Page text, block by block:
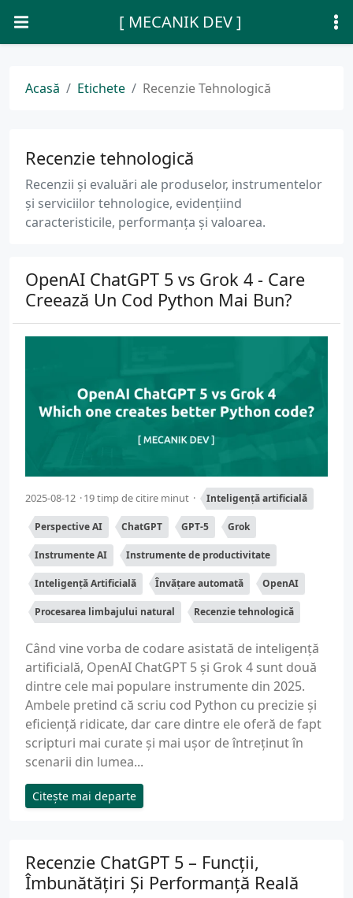
[ MECANIK DEV ]
Acasă Etichete Recenzie Tehnologică
Recenzie tehnologică
Recenzii și evaluări ale produselor, instrumentelor
și serviciilor tehnologice, evidențiind
caracteristicile, performanța și valoarea.
OpenAI ChatGPT 5 vs Grok 4 - Care
Creează Un Cod Python Mai Bun?
2025-08-12 19 timp de citire minut Inteligență artificială
Perspective AI ChatGPT GPT-5 Grok
Instrumente AI Instrumente de productivitate
Inteligență Artificială Învățare automată OpenAI
Procesarea limbajului natural Recenzie tehnologică
Când vine vorba de codare asistată de inteligență
artificială, OpenAI ChatGPT 5 și Grok 4 sunt două
dintre cele mai populare instrumente din 2025.
Ambele pretind că scriu cod Python cu precizie și
eficiență ridicate, dar care dintre ele oferă de fapt
scripturi mai curate și mai ușor de întreținut în
scenarii din lumea...
Citește mai departe
Recenzie ChatGPT 5 – Funcții,
Îmbunătățiri Și Performanță Reală